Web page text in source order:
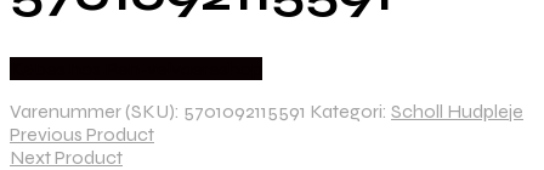
Varenummer (SKU): 5701092115591 Kategori: Scholl Hudpleje
Previous Product
Next Product